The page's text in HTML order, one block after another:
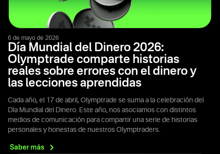
6 de mayo de 2026
Día Mundial del Dinero 2026:
Olymptrade comparte historias
reales sobre errores con el dinero y
las lecciones aprendidas
Cada año, el 17 de abril, Olymptrade se suma a la celebración del
Día Mundial del Dinero. Este año, nos asociamos con distintos
medios de comunicación para compartir una serie de historias
personales y honestas de nuestros Olymptraders.
Sabermás